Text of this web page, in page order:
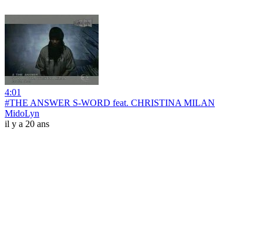
4:01
#THE ANSWER S-WORD feat. CHRISTINA MILAN
MidoLyn
il y a 20 ans